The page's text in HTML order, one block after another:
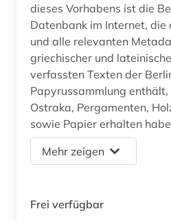
dieses Vorhabens ist die
Datenbank im Internet,
und alle relevanten
griechischer und
verfassten Texten der
Papyrussammlung
Ostraka, Pergamenten,
sowie Papier erhalten
Mehr zeigen
Frei verfügbar